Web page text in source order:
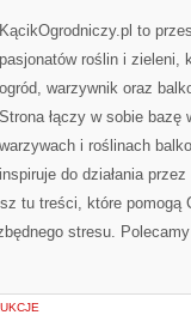
KącikOgrodniczy.pl to
pasjonatów roślin i zieleni,
ogród, warzywnik oraz
Strona łączy w sobie bazę
warzywach i roślinach
inspiruje do działania
tu treści, które pomogą
stresu.